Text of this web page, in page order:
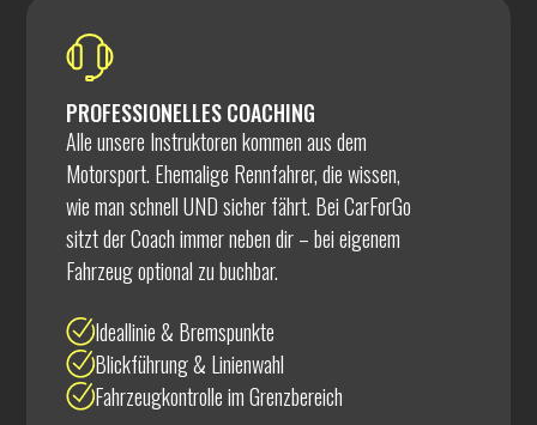
PROFESSIONELLES COACHING
Alle unsere Instruktoren kommen aus dem
Motorsport. Ehemalige Rennfahrer, die wissen,
wie man schnell UND sicher fährt. Bei CarForGo
sitzt der Coach immer neben dir – bei eigenem
Fahrzeug optional zu buchbar.
Ideallinie & Bremspunkte
Blickführung & Linienwahl
Fahrzeugkontrolle im Grenzbereich